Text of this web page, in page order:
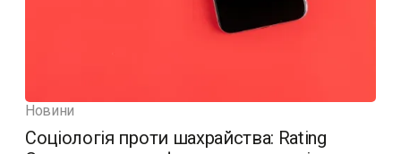
Новини
Соціологія проти шахрайства: Rating